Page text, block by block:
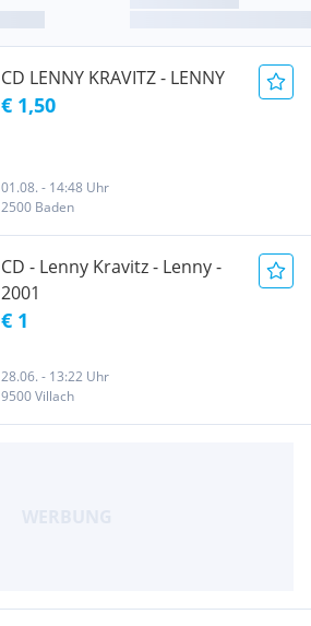
CD LENNY KRAVITZ - LENNY
€ 1,50
01.08. - 14:48 Uhr
2500 Baden
CD - Lenny Kravitz - Lenny -
2001
€ 1
28.06. - 13:22 Uhr
9500 Villach